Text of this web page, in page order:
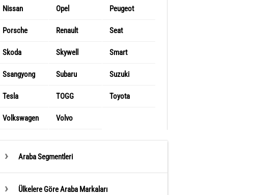
Nissan Opel Peugeot
Porsche Renault Seat
Skoda Skywell Smart
Ssangyong Subaru Suzuki
Tesla TOGG Toyota
Volkswagen Volvo
Araba Segmentleri
Ülkelere Göre Araba Markaları